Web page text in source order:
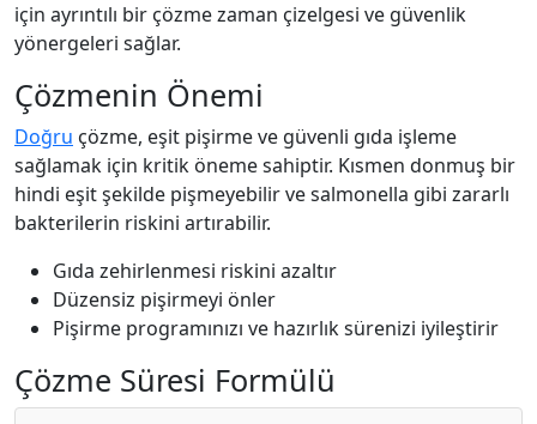
için ayrıntılı bir çözme zaman çizelgesi ve güvenlik
yönergeleri sağlar.
Çözmenin Önemi
Doğru çözme, eşit pişirme ve güvenli gıda işleme
sağlamak için kritik öneme sahiptir. Kısmen donmuş bir
hindi eşit şekilde pişmeyebilir ve salmonella gibi zararlı
bakterilerin riskini artırabilir.
Gıda zehirlenmesi riskini azaltır
Düzensiz pişirmeyi önler
Pişirme programınızı ve hazırlık sürenizi iyileştirir
Çözme Süresi Formülü